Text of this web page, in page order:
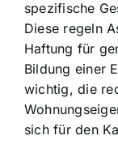
spezifische
Diese regeln
Haftung für
Bildung einer
wichtig, die
sich für den